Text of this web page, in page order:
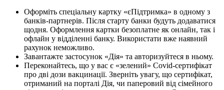
Оформіть спеціальну картку «єПідтримка» в одному з
банків-партнерів. Після старту банки будуть додаватися
щодня. Оформлення картки безоплатне як онлайн, так і
офлайн у відділенні банку. Використати вже наявний
рахунок неможливо.
Завантажте застосунок «Дія» та авторизуйтеся в ньому.
Переконайтесь, що у вас є «зелений» Covid-сертифікат
про дві дози вакцинації. Зверніть увагу, що сертифікат,
отриманий на порталі Дія, чи паперовий від сімейного